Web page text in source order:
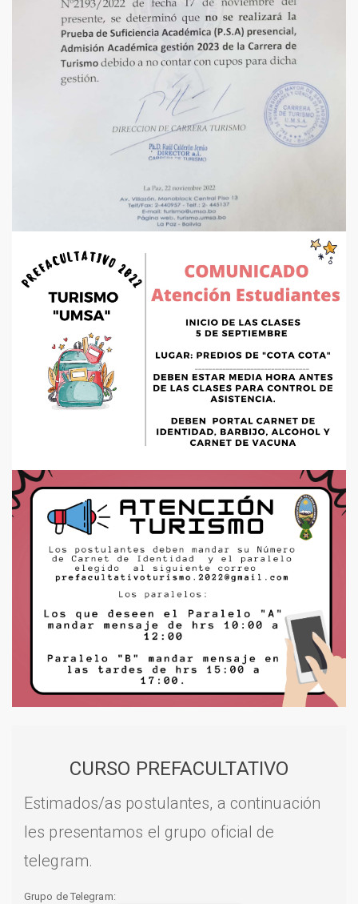
CURSO PREFACULTATIVO
Estimados/as postulantes, a continuación
les presentamos el grupo oficial de
telegram.
Grupo de Telegram: